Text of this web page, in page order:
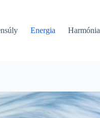
Energia Harmónia